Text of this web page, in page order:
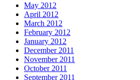
May 2012
April 2012
March 2012
February 2012
January 2012
December 2011
November 2011
October 2011
September 2011